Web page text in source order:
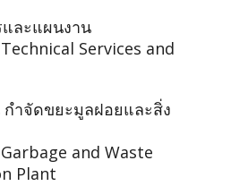
ละแผนงาน
Services and
กำจัดขยะมูลฝอยและสิ่ง
and Waste
Plant